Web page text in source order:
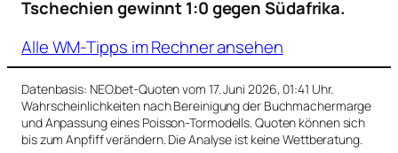
Tschechien gewinnt 1:0 gegen Südafrika.
Alle WM-Tipps im Rechner ansehen
Datenbasis: NEO.bet-Quoten vom 17. Juni 2026, 01:41 Uhr.
Wahrscheinlichkeiten nach Bereinigung der Buchmachermarge
und Anpassung eines Poisson-Tormodells. Quoten können sich
bis zum Anpfiff verändern. Die Analyse ist keine Wettberatung.